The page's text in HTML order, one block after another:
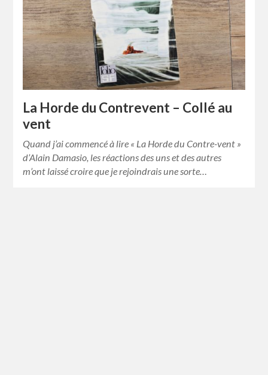
La Horde du Contrevent – Collé au
vent
Quand j’ai commencé à lire « La Horde du Contre-vent »
d’Alain Damasio, les réactions des uns et des autres
m’ont laissé croire que je rejoindrais une sorte…